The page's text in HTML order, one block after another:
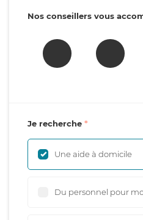
Nos conseillers vous
Je recherche
Une aide à domicile
Du personnel pour